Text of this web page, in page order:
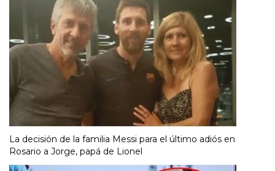
La decisión de la familia Messi para el último adiós en
Rosario a Jorge, papá de Lionel